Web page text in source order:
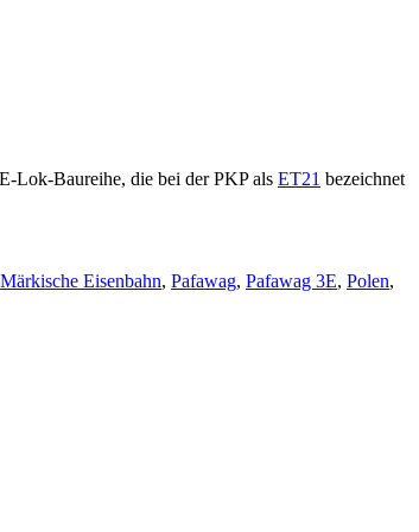
Lok-Baureihe, die bei der PKP als ET21 bezeichnet
Eisenbahn, Pafawag, Pafawag 3E, Polen,